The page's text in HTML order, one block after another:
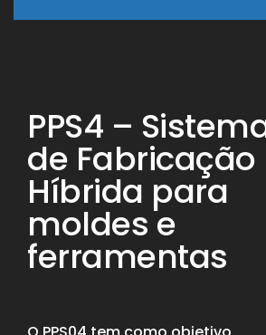
PPS4 –
de Fabricação
Híbrida para
moldes e
ferramentas